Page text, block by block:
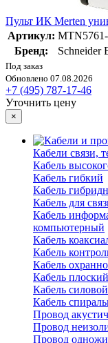
Пульт ИК Merten
Артикул:
Бренд:
Schneider
Под заказ
Обновлено 07.08.2026
+7 (495) 787-17-46
Уточнить цену
×
Кабели связи,
Кабель
Кабель гибкий
Кабель
Кабель для
Кабель
компьютерный
Кабель
Кабель
Кабель
Кабель плоский
Кабель силовой
Кабель
Провод
Провод
Провод